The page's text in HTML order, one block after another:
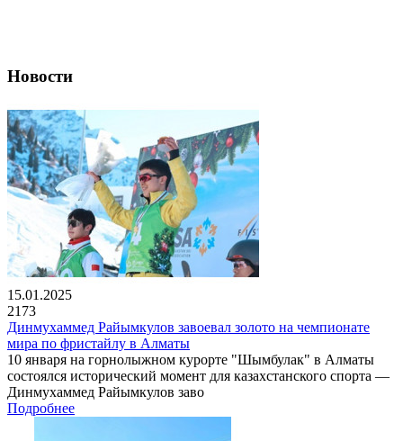
Новости
15.01.2025
2173
Динмухаммед Райымкулов завоевал золото на чемпионате
мира по фристайлу в Алматы
10 января на горнолыжном курорте "Шымбулак" в Алматы
состоялся исторический момент для казахстанского спорта —
Динмухаммед Райымкулов заво
Подробнее